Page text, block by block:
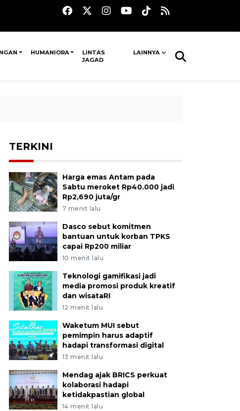
HUMANIORA
LINTAS
JAGAD
LAINNYA
TERKINI
Harga emas Antam pada
Sabtu meroket Rp40.000 jadi
Rp2,690 juta/gr
7 menit lalu
Dasco sebut komitmen
bantuan untuk korban TPKS
capai Rp200 miliar
10 menit lalu
Teknologi gamifikasi jadi
media promosi produk kreatif
dan wisataRI
12 menit lalu
Waketum MUI sebut
pemimpin harus adaptif
hadapi transformasi digital
13 menit lalu
Mendag ajak BRICS perkuat
kolaborasi hadapi
ketidakpastian global
14 menit lalu